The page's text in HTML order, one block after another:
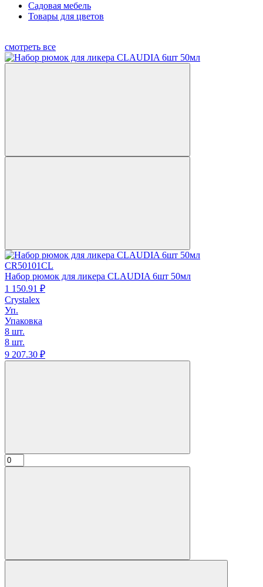
Садовая мебель
Товары для цветов
смотреть все
CR50101CL
Набор рюмок для ликера CLAUDIA 6шт 50мл
1 150.91 ₽
Crystalex
Уп.
Упаковка
8 шт.
8 шт.
9 207.30 ₽